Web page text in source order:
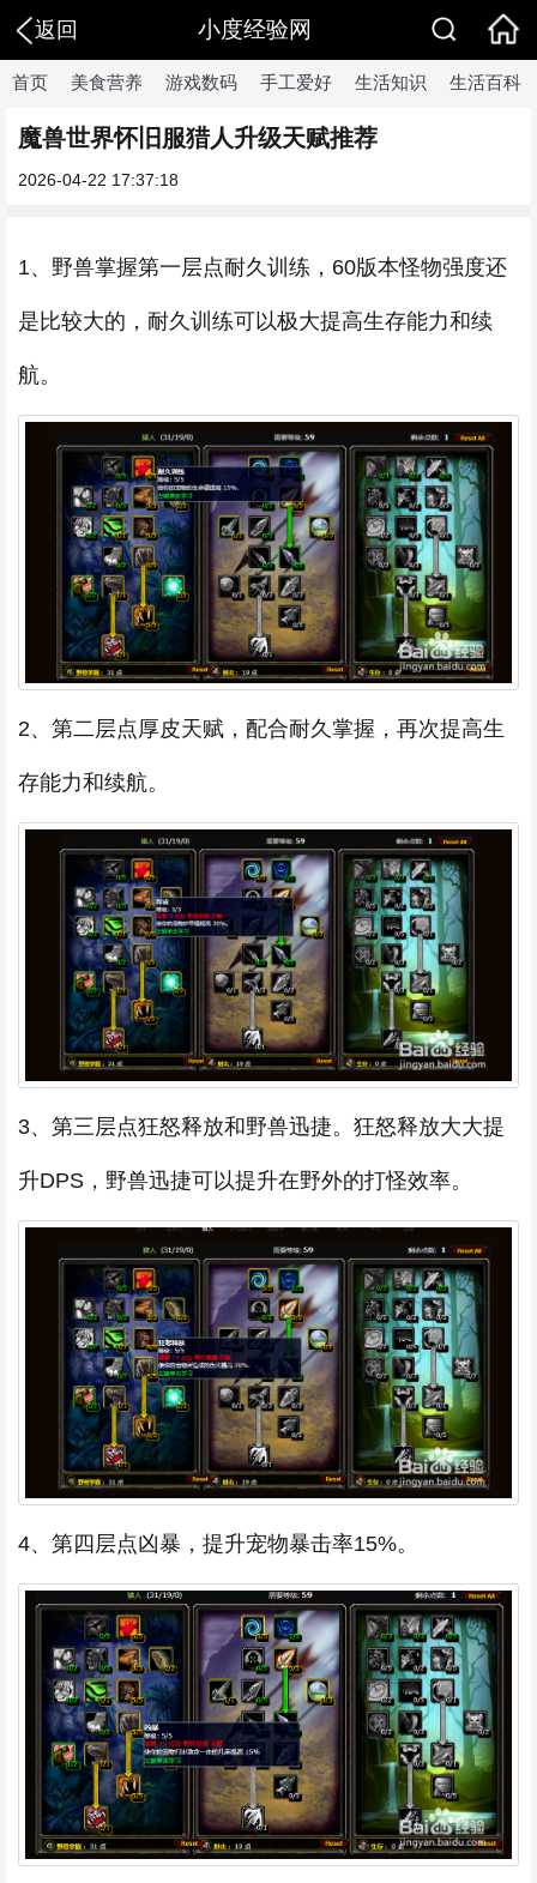
返回 小度经验网
首页 美食营养 游戏数码 手工爱好 生活知识 生活百科
魔兽世界怀旧服猎人升级天赋推荐
2026-04-22 17:37:18
1、野兽掌握第一层点耐久训练，60版本怪物强度还
是比较大的，耐久训练可以极大提高生存能力和续
航。
2、第二层点厚皮天赋，配合耐久掌握，再次提高生
存能力和续航。
3、第三层点狂怒释放和野兽迅捷。狂怒释放大大提
升DPS，野兽迅捷可以提升在野外的打怪效率。
4、第四层点凶暴，提升宠物暴击率15%。